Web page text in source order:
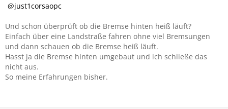
just1corsaopc
Und schon überprüft ob die Bremse hinten heiß läuft?
Einfach über eine Landstraße fahren ohne viel Bremsungen
und dann schauen ob die Bremse heiß läuft.
Hasst ja die Bremse hinten umgebaut und ich schließe das
nicht aus.
So meine Erfahrungen bisher.